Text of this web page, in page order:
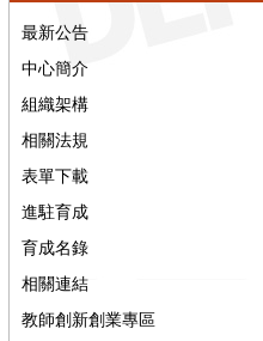
最新公告
中心簡介
組織架構
相關法規
表單下載
進駐育成
育成名錄
相關連結
教師創新創業專區